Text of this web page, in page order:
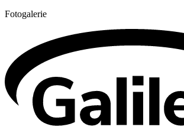
Fotogalerie